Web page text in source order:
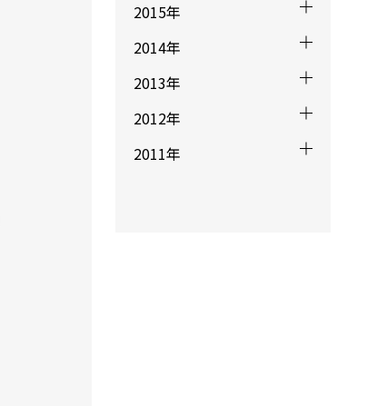
2015年
2014年
2013年
2012年
2011年